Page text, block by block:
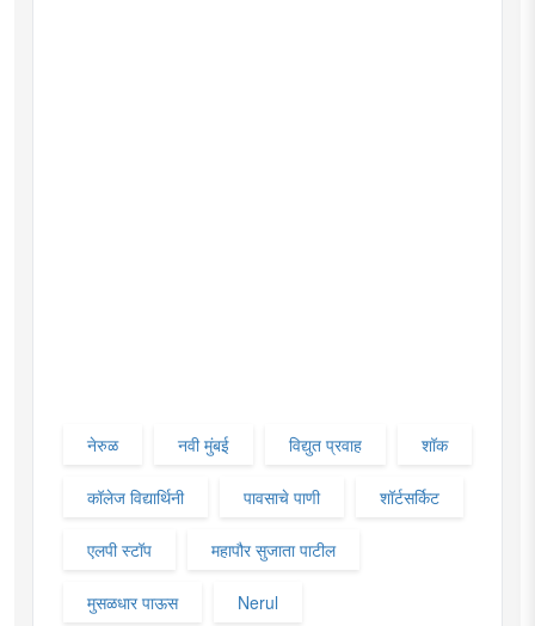
नेरुळ नवी मुंबई विद्युत प्रवाह शॉक
कॉलेज विद्यार्थिनी पावसाचे पाणी शॉर्टसर्किट
एलपी स्टॉप महापौर सुजाता पाटील
मुसळधार पाऊस Nerul